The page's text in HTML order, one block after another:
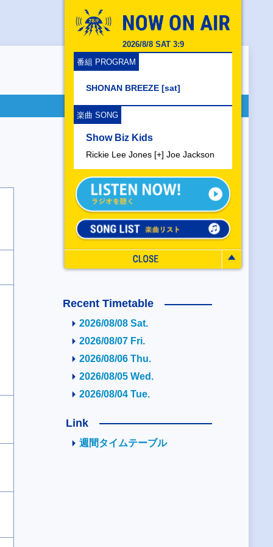
2026/8/8 SAT 3:9
番組 PROGRAM
SHONAN BREEZE [sat]
楽曲 SONG
Show Biz Kids
Rickie Lee Jones [+] Joe Jackson
Recent Timetable
2026/08/08 Sat.
2026/08/07 Fri.
2026/08/06 Thu.
2026/08/05 Wed.
2026/08/04 Tue.
Link
週間タイムテーブル